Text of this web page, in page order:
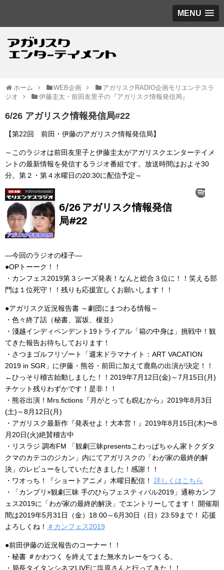
MENU
ホーム WEB企画
アガリスクRADIO企画モリエンテスラ
ジオ
伊藤圭太・前田友里子の『アガリスク情報発信局』
6/26 アガリスク情報発信局#22
【第22回 前田・伊藤のアガリスク情報発信局】
～このラジオは前田友里子と伊藤圭太がアガリスクエンターテイメ
ントの最新情報を発信するラジオ番組です。放送時間はおよそ30
分。第２・第４水曜日の20:30に配信予定～
―今回のラジオの様子―
●OPトーーク！！
・カンフェス2019第３シーズ発表！なんと総合３位に！！笑える部
門は１位死守！！残りも応援宜しくお願いします！！
●アガリスク近況報告書 ～劇団にまつわる情報～
・色々終了話（秘書、冨坂、榎並）
・淺越インディペンデント19トライアル「箱の中身は」挑戦中！観
てきた報告お待ちしております！
・さつまゴルフリゾート「週末ドラマナイト：ART VACATION
2019 in SGR」に伊藤・熊谷・前田に加えて鹿島の出演が決定！！
←ひっそり稽古始動しました！！2019年7月12日(金)～7月15日(月)
チケット残りわずかです！是非！！
・熊谷出演！Mrs.fictions『月がとっても睨むから』2019年8月3日
(土)～8月12日(月)
・アガリスク最新作『発表せよ！大本営！』2019年8月15日(木)〜8
月20日(火)絶賛稽古中
・リスラジ 調布FM 「観劇三昧presentsこわっぱちゃん家トクダタ
クマのカテコのジカン」内にてアガリスクの「わが家の最終的解
決」のレビューをしていただきました！感謝！！
・ワオっち！『ショートアニメ』木曜日配信！ 詳しくはこちら
・「カンプリ×観劇三昧 手のひらフェスティバル2019」通称カンフ
ェス2019に「わが家の最終的解決」でエントリーしてます！ 開催期
間は2019年5月31日（金）18:00～6月30日（日）23:59まで！ 応援
よろしくね！ ＃カンフェス2019
●前田伊藤の近況報告のコーナー！！
・秘書 ＃かわつく を終えてまた無水カレーをつくる。
・局長タイタンシネマLIVEに塩原さんと行ってきた！！